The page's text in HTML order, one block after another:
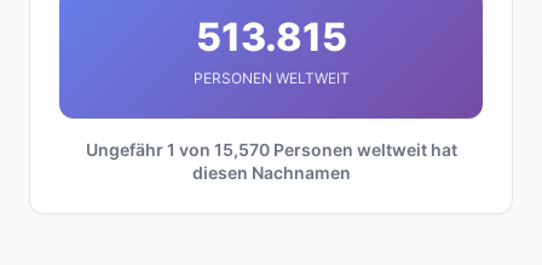
513.815
PERSONEN WELTWEIT
Ungefähr 1 von 15,570 Personen weltweit hat
diesen Nachnamen